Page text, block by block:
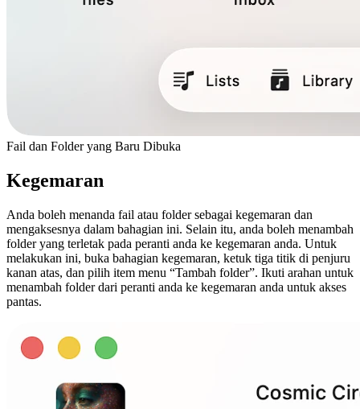
Fail dan Folder yang Baru Dibuka
Kegemaran
Anda boleh menanda fail atau folder sebagai kegemaran dan
mengaksesnya dalam bahagian ini. Selain itu, anda boleh menambah
folder yang terletak pada peranti anda ke kegemaran anda. Untuk
melakukan ini, buka bahagian kegemaran, ketuk tiga titik di penjuru
kanan atas, dan pilih item menu “Tambah folder”. Ikuti arahan untuk
menambah folder dari peranti anda ke kegemaran anda untuk akses
pantas.